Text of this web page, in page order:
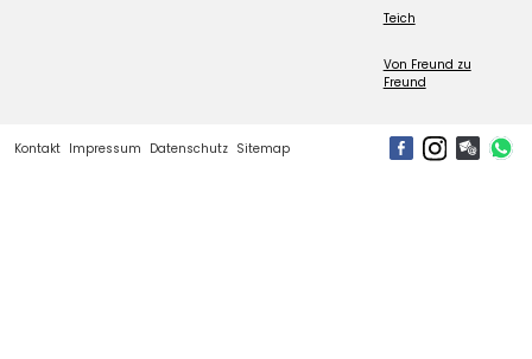
Teich
Von Freund zu
Freund
Kontakt Impressum Datenschutz Sitemap